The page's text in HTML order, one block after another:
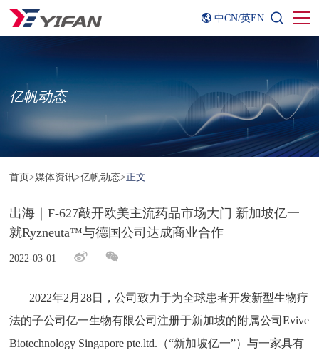
中CN/英EN
亿帆动态
首页>媒体资讯>亿帆动态>正文
出海｜F-627敲开欧美主流药品市场大门 新加坡亿一
就Ryzneuta™与德国公司达成商业合作
2022-03-01
2022年2月28日，公司致力于为全球患者开发新型生物疗
法的子公司亿一生物有限公司注册于新加坡的附属公司Evive
Biotechnology Singapore pte.ltd.（“新加坡亿一”）与一家具有